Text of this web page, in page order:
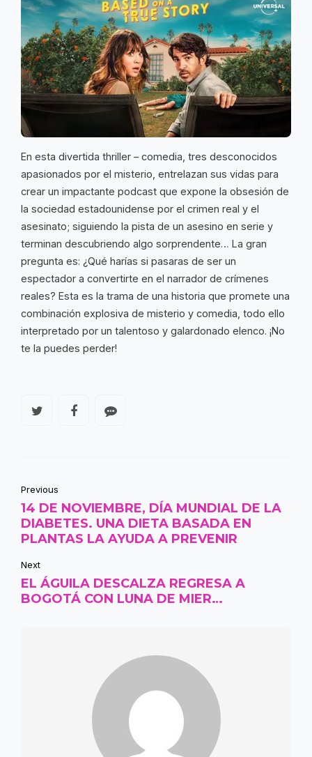
En esta divertida thriller – comedia, tres desconocidos
apasionados por el misterio, entrelazan sus vidas para
crear un impactante podcast que expone la obsesión de
la sociedad estadounidense por el crimen real y el
asesinato; siguiendo la pista de un asesino en serie y
terminan descubriendo algo sorprendente… La gran
pregunta es: ¿Qué harías si pasaras de ser un
espectador a convertirte en el narrador de crímenes
reales? Esta es la trama de una historia que promete una
combinación explosiva de misterio y comedia, todo ello
interpretado por un talentoso y galardonado elenco. ¡No
te la puedes perder!
Previous
14 DE NOVIEMBRE, DÍA MUNDIAL DE LA
DIABETES. UNA DIETA BASADA EN
PLANTAS LA AYUDA A PREVENIR
Next
EL ÁGUILA DESCALZA REGRESA A
BOGOTÁ CON LUNA DE MIER…